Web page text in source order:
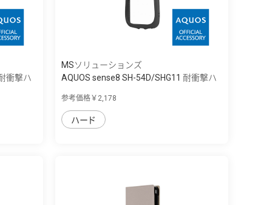
衝撃ハ
MSソリューションズ
AQUOS sense8 SH-54D/SHG11 耐衝撃ハ
参考価格￥2,178
ハード